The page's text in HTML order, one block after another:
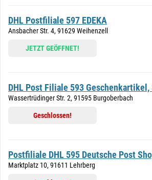
DHL Postfiliale 597 EDEKA
Ansbacher Str. 4, 91629 Weihenzell
JETZT GEÖFFNET!
DHL Post Filiale 593 Geschenkartikel,
Wassertrüdinger Str. 2, 91595 Burgoberbach
Geschlossen!
Postfiliale DHL 595 Deutsche Post
Marktplatz 10, 91611 Lehrberg